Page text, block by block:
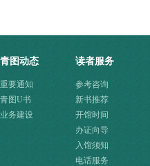
青图动态
重要通知
青图U书
业务建设
读者服务
参考咨询
新书推荐
开馆时间
办证向导
入馆须知
电话服务